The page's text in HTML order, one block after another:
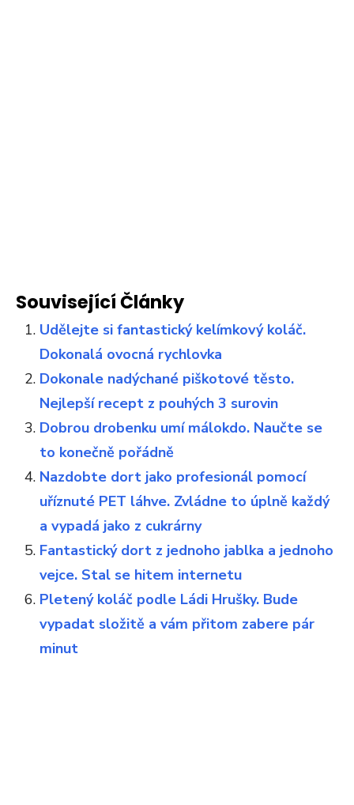
Související Články
Udělejte si fantastický kelímkový koláč.
Dokonalá ovocná rychlovka
Dokonale nadýchané piškotové těsto.
Nejlepší recept z pouhých 3 surovin
Dobrou drobenku umí málokdo. Naučte se
to konečně pořádně
Nazdobte dort jako profesionál pomocí
uříznuté PET láhve. Zvládne to úplně každý
a vypadá jako z cukrárny
Fantastický dort z jednoho jablka a jednoho
vejce. Stal se hitem internetu
Pletený koláč podle Ládi Hrušky. Bude
vypadat složitě a vám přitom zabere pár
minut